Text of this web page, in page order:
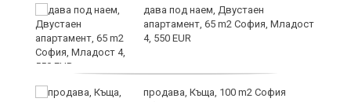
дава под наем, Двустаен
апартамент, 65 m2 София, Младост
4, 550 EUR
продава, Къща, 100 m2 София